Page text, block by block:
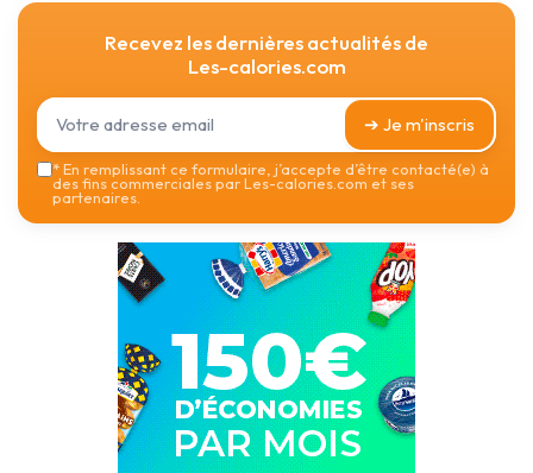
Recevez les dernières actualités de
Les-calories.com
➔ Je m'inscris
*En remplissant ce formulaire, j’accepte d’être contacté(e) à
des fins commerciales par Les-calories.com et ses
partenaires.